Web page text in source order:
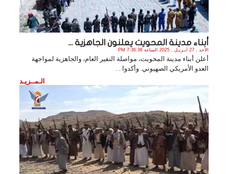
أبناء مدينة المحويت يعلنون الجاهزية ...
الأحد , 27 أبـريـل , 2025 الساعة 7:36:36 PM
أعلن أبناء مدينة المحويت، مواصلة النفير العام، والجاهزية لمواجهة
العدو الأمريكي الصهيوني. وأكدوا . .
الـمــزيـد